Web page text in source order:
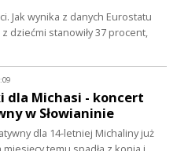
Jak wynika z danych Eurostatu
dziećmi stanowiły 37 procent,
dla Michasi - koncert
w Słowianinie
dla 14-letniej Michaliny już